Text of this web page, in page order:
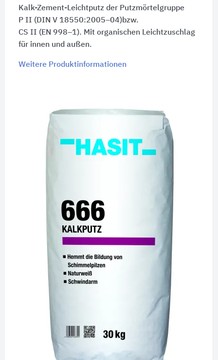
Kalk-Zement-Leichtputz der Putzmörtelgruppe
P II (DIN V 18550:2005–04)bzw.
CS II (EN 998–1). Mit organischen Leichtzuschlag
für innen und außen.
Weitere Produktinformationen